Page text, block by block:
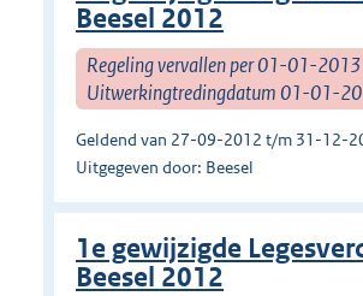
Beesel 2012
Regeling vervallen per 01-01-2013
Uitwerkingtredingdatum 01-01-
Geldend van 27-09-2012 t/m 31-12-
Uitgegeven door: Beesel
1e gewijzigde
Beesel 2012